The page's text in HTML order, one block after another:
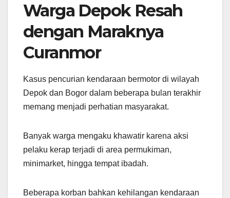
Warga Depok Resah
dengan Maraknya
Curanmor
Kasus pencurian kendaraan bermotor di wilayah
Depok dan Bogor dalam beberapa bulan terakhir
memang menjadi perhatian masyarakat.
Banyak warga mengaku khawatir karena aksi
pelaku kerap terjadi di area permukiman,
minimarket, hingga tempat ibadah.
Beberapa korban bahkan kehilangan kendaraan